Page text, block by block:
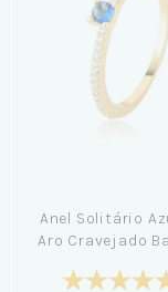
Anel Solitário
Aro Cravejado